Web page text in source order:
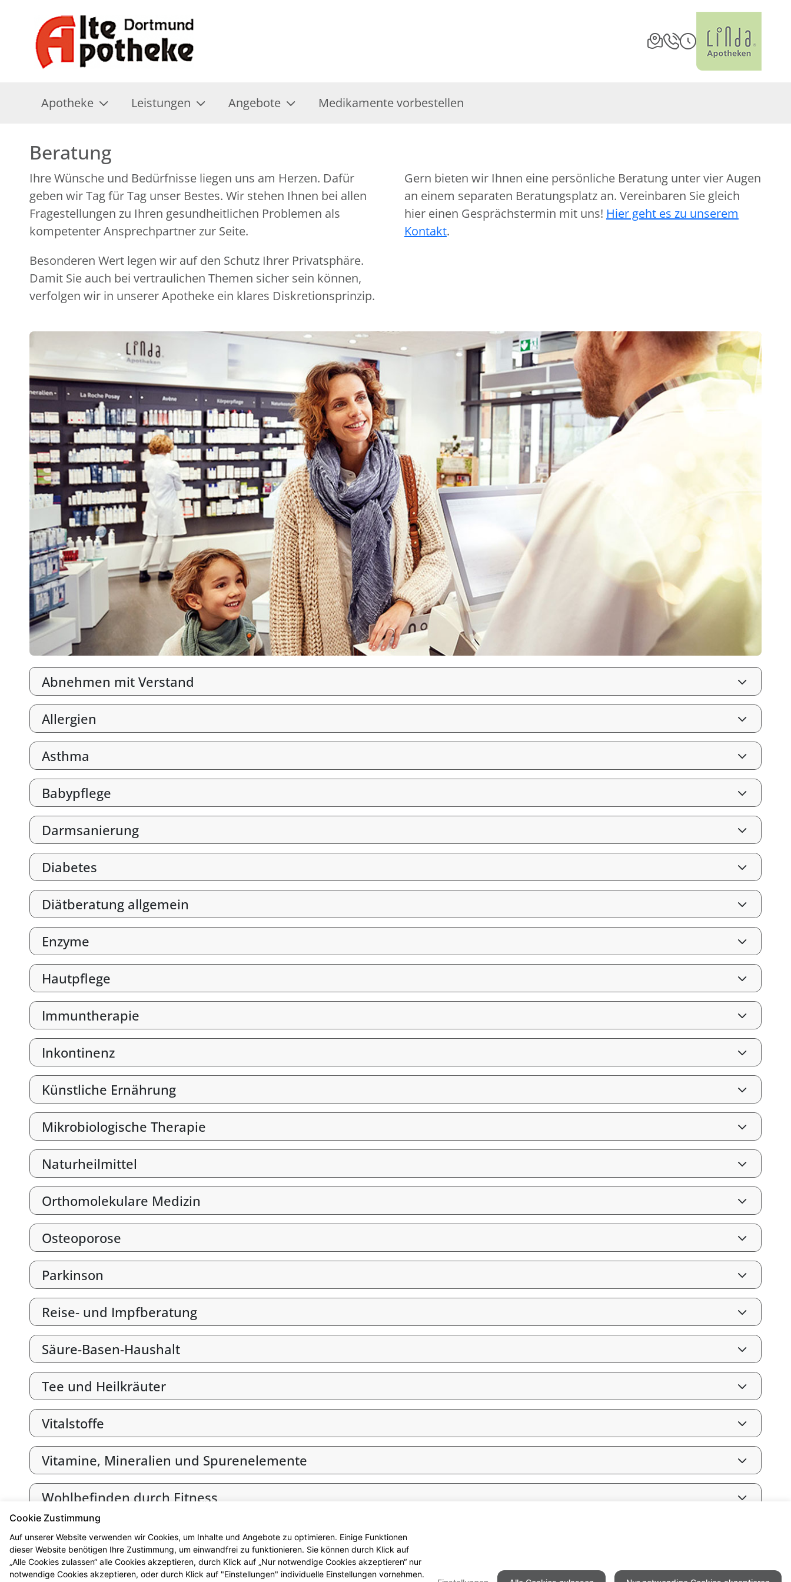
Apotheke Leistungen Angebote Medikamente vorbestellen
Beratung
Ihre Wünsche und Bedürfnisse liegen uns am Herzen. Dafür
geben wir Tag für Tag unser Bestes. Wir stehen Ihnen bei allen
Fragestellungen zu Ihren gesundheitlichen Problemen als
kompetenter Ansprechpartner zur Seite.
Besonderen Wert legen wir auf den Schutz Ihrer Privatsphäre.
Damit Sie auch bei vertraulichen Themen sicher sein können,
verfolgen wir in unserer Apotheke ein klares Diskretionsprinzip.
Gern bieten wir Ihnen eine persönliche Beratung unter vier Augen
an einem separaten Beratungsplatz an. Vereinbaren Sie gleich
hier einen Gesprächstermin mit uns! Hier geht es zu unserem
Kontakt.
Abnehmen mit Verstand
Allergien
Asthma
Babypflege
Darmsanierung
Diabetes
Diätberatung allgemein
Enzyme
Hautpflege
Immuntherapie
Inkontinenz
Künstliche Ernährung
Mikrobiologische Therapie
Naturheilmittel
Orthomolekulare Medizin
Osteoporose
Parkinson
Reise- und Impfberatung
Säure-Basen-Haushalt
Tee und Heilkräuter
Vitalstoffe
Vitamine, Mineralien und Spurenelemente
Wohlbefinden durch Fitness
Zahnpflege und Zahnschutz
Cookie Zustimmung
Auf unserer Website verwenden wir Cookies, um Inhalte und Angebote zu optimieren. Einige Funktionen
dieser Website benötigen Ihre Zustimmung, um einwandfrei zu funktionieren. Sie können durch Klick auf
„Alle Cookies zulassen“ alle Cookies akzeptieren, durch Klick auf „Nur notwendige Cookies akzeptieren“ nur
notwendige Cookies akzeptieren, oder durch Klick auf "Einstellungen" individuelle Einstellungen vornehmen.